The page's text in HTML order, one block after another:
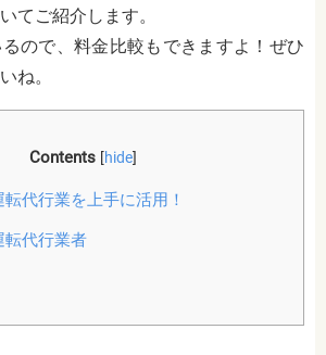
てご紹介します。
ので、料金比較もできますよ！ぜひ
ね。
Contents [hide]
代行業を上手に活用！
代行業者